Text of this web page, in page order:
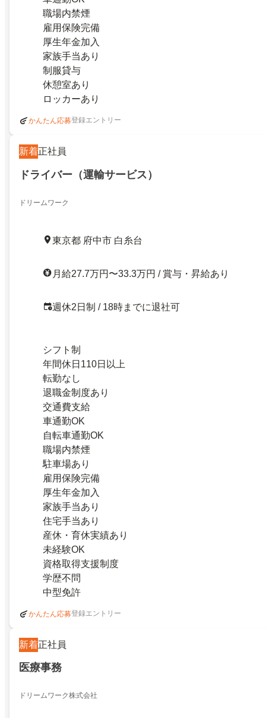
職場内禁煙
雇用保険完備
厚生年金加入
家族手当あり
制服貸与
休憩室あり
ロッカーあり
かんたん応募登録エントリー
新着正社員
ドライバー（運輸サービス）
ドリームワーク
東京都 府中市 白糸台
月給27.7万円〜33.3万円 / 賞与・昇給あり
週休2日制 / 18時までに退社可
シフト制
年間休日110日以上
転勤なし
退職金制度あり
交通費支給
車通勤OK
自転車通勤OK
職場内禁煙
駐車場あり
雇用保険完備
厚生年金加入
家族手当あり
住宅手当あり
産休・育休実績あり
未経験OK
資格取得支援制度
学歴不問
中型免許
かんたん応募登録エントリー
新着正社員
医療事務
ドリームワーク株式会社